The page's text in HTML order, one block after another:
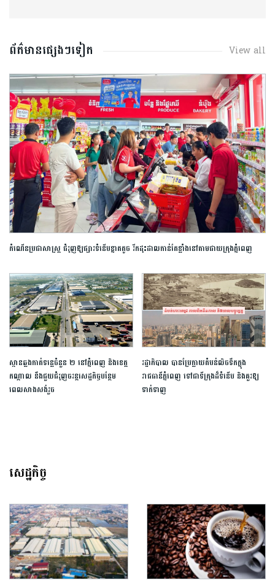
ព័ត៌មានផ្សេងៗទៀត View all
កំណើនប្រជាសាស្ត្រ ជំរុញឱ្យផ្សារទំនើបខ្នាតតូច រីកដុះដាលកាន់តែខ្លាំងនៅតាមជាយក្រុងភ្នំពេញ
ស្ពាន​ឆ្លងកាត់ទន្លេចំនួន ២ នៅ​ភ្នំពេញ និងខេត្ត
កណ្ដាល នឹងជួយជំរុញ​ចរន្ត​សេដ្ឋកិច្ច​បន្ថែម ​
ពេលសាងសង់​រួច​
រដ្ឋាភិបាល បានប្រែក្លាយតំបន់​លិច​ទឹកក្នុង
រាជធានីភ្នំពេញ ទៅជាទីក្រុងដ៏​ទំនើប និង​គួរឱ្យ
ទាក់ទាញ
សេដ្ឋកិច្ច